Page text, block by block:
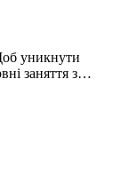
уникнути
заняття з…